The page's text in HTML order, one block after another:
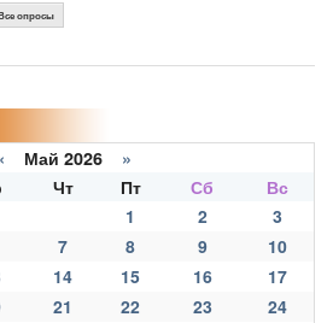
опросы
Май 2026 »
Чт Пт Сб
Вс
1
2
3
7 8 9
10
14 15 16
17
21 22 23
24